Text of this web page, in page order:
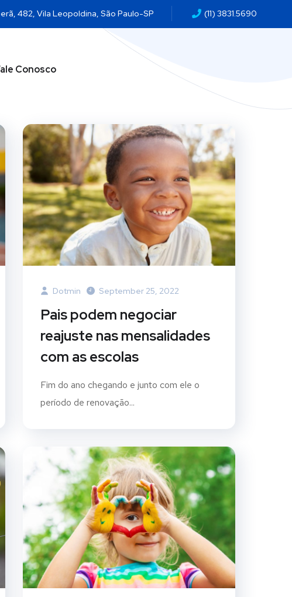
482, Vila Leopoldina, São Paulo-SP (11) 3831.5690
Conosco
Dotmin September 25, 2022
Pais podem negociar
reajuste nas mensalidades
com as escolas
Fim do ano chegando e junto com ele o
período de renovação...